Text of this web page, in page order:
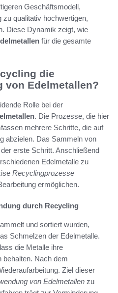
Geschäftsmodell,
zu qualitativ hochwertigen,
Diese Dynamik zeigt, wie
für die gesamte
die
von Edelmetallen?
Rolle bei der
. Die Prozesse, die hier
mehrere Schritte, die auf
abzielen. Das Sammeln von
erste Schritt. Anschließend
Edelmetalle zu
Recyclingprozesse
ermöglichen.
durch Recycling
und sortiert wurden,
Schmelzen der Edelmetalle.
die Metalle ihre
behalten. Nach dem
Ziel dieser
von Edelmetallen zu